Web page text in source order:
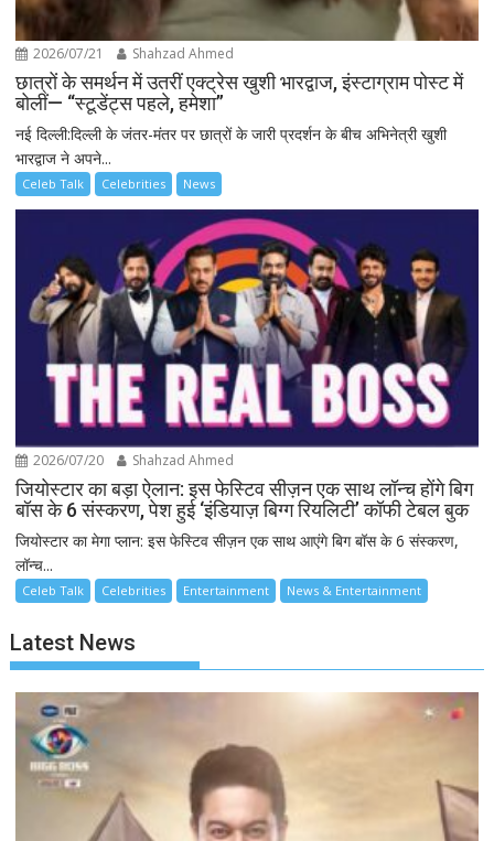
2026/07/21 Shahzad Ahmed
छात्रों के समर्थन में उतरीं एक्ट्रेस खुशी भारद्वाज, इंस्टाग्राम पोस्ट में
बोलीं— “स्टूडेंट्स पहले, हमेशा”
नई दिल्ली:दिल्ली के जंतर-मंतर पर छात्रों के जारी प्रदर्शन के बीच अभिनेत्री खुशी
भारद्वाज ने अपने...
Celeb Talk Celebrities News
2026/07/20 Shahzad Ahmed
जियोस्टार का बड़ा ऐलान: इस फेस्टिव सीज़न एक साथ लॉन्च होंगे बिग
बॉस के 6 संस्करण, पेश हुई ‘इंडियाज़ बिग्ग रियलिटी’ कॉफी टेबल बुक
जियोस्टार का मेगा प्लान: इस फेस्टिव सीज़न एक साथ आएंगे बिग बॉस के 6 संस्करण,
लॉन्च...
Celeb Talk Celebrities Entertainment News & Entertainment
Latest News